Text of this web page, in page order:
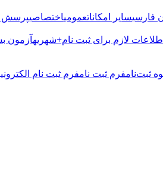
فارسیسایر امکاناتعمومیاختصاصیپرسش
لازم برای ثبت نام+شهریهآزمون
ثبت‌نامفرم ثبت نامفرم ثبت نام